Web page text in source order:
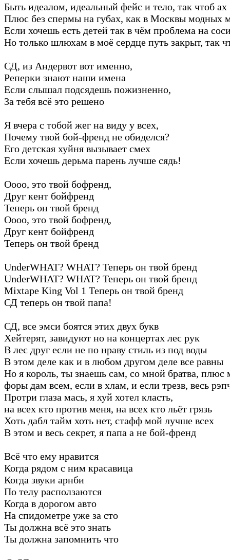
Быть идеалом, идеальный фейс и тело, так чтоб ах
Плюс без спермы на губах, как в Москвы модных
Если хочешь есть детей так в чём проблема на
Но только шлюхам в моё сердце путь закрыт, так
СД, из Андервот вот именно,
Реперки знают наши имена
Если слышал подсядешь пожизненно,
За тебя всё это решено
Я вчера с тобой жег на виду у всех,
Почему твой бой-френд не обиделся?
Его детская хуйня вызывает смех
Если хочешь дерьма парень лучше сядь!
Оооо, это твой бофренд,
Друг кент бойфренд
Теперь он твой бренд
Оооо, это твой бофренд,
Друг кент бойфренд
Теперь он твой бренд
UnderWHAT? WHAT? Теперь он твой бренд
UnderWHAT? WHAT? Теперь он твой бренд
Mixtape King Vol 1 Теперь он твой бренд
СД теперь он твой папа!
СД, все эмси боятся этих двух букв
Хейтерят, завидуют но на концертах лес рук
В лес друг если не по нраву стиль из под воды
В этом деле как и в любом другом деле все равны
Но я король, ты знаешь сам, со мной братва, плюс
форы дам всем, если в хлам, и если трезв, весь
Протри глаза мась, я хуй хотел класть,
на всех кто против меня, на всех кто льёт грязь
Хоть дабл тайм хоть нет, стафф мой лучше всех
В этом и весь секрет, я папа а не бой-френд
Всё что ему нравится
Когда рядом с ним красавица
Когда звуки арнби
По телу расползаются
Когда в дорогом авто
На спидометре уже за сто
Ты должна всё это знать
Ты должна запомнить что